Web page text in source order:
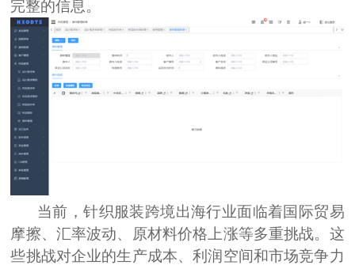
完整的信息。
当前，针织服装跨境出海行业面临着国际贸易
摩擦、汇率波动、原材料价格上涨等多重挑战。这
些挑战对企业的生产成本、利润空间和市场竞争力